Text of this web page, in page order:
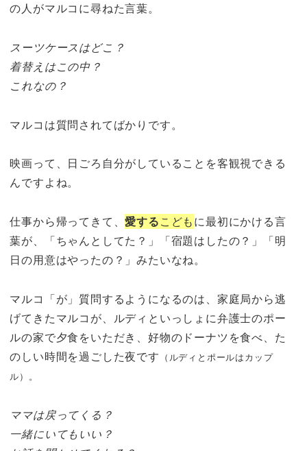
の人がマルコに尋ねた言葉。
スーツケースはどこ？
着替えはこの中？
これなの？
マルコは質問されてばかりです。
映画って、日ごろ自分がしていることを客観視できる
んですよね。
仕事から帰ってきて、愛するこどもに最初にかける言
葉が、「ちゃんとしてた？」「宿題はしたの？」「明
日の用意はやったの？」みたいなね。
マルコ「が」質問するようになるのは、家庭局から逃
げてきたマルコが、ルディといっしょに弁護士のポー
ルの家で夕食をいただき、好物のドーナツを食べ、た
のしい時間を過ごした夜です （ルディとポールはカップ
ル）。
ママは戻ってくる？
一緒にいてもいい？